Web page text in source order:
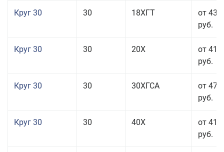
Круг 30 30 18ХГТ
от 43
руб.
Круг 30 30 20Х
от 41
руб.
Круг 30 30 30ХГСА
от 47
руб.
Круг 30 30 40Х
от 41
руб.